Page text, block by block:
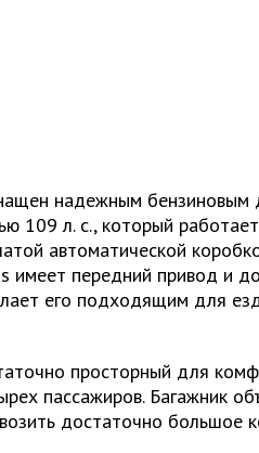
надежным бензиновым
109 л. с., который
автоматической
имеет передний привод и
его подходящим для
просторный для
пассажиров. Багажник
достаточно большое